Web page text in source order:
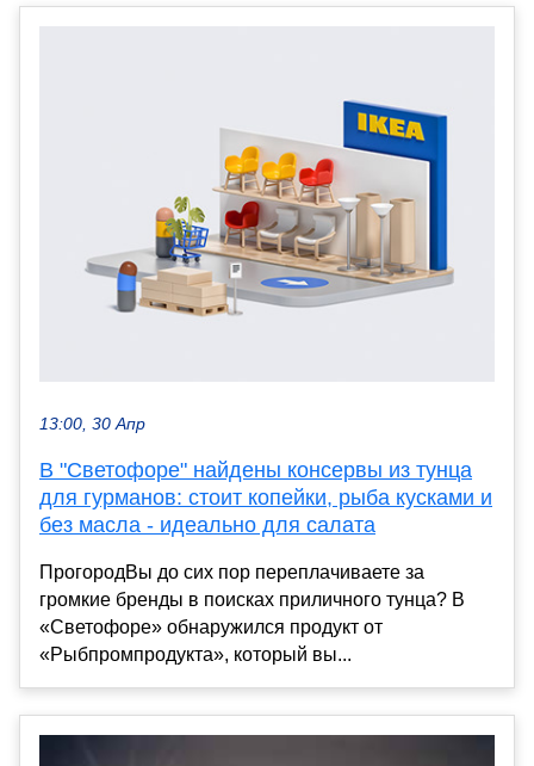
13:00, 30 Апр
В "Светофоре" найдены консервы из тунца
для гурманов: стоит копейки, рыба кусками и
без масла - идеально для салата
ПрогородВы до сих пор переплачиваете за
громкие бренды в поисках приличного тунца? В
«Светофоре» обнаружился продукт от
«Рыбпромпродукта», который вы...